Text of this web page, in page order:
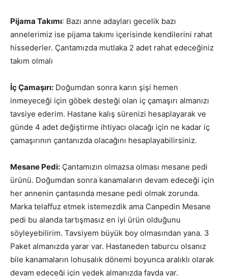
Pijama Takımı: Bazı anne adayları gecelik bazı
annelerimiz ise pijama takımı içerisinde kendilerini rahat
hissederler. Çantamızda mutlaka 2 adet rahat edeceğiniz
takım olmalı
İç Çamaşırı: Doğumdan sonra karın şişi hemen
inmeyeceği için göbek desteği olan iç çamaşırı almanızı
tavsiye ederim. Hastane kalış sürenizi hesaplayarak ve
günde 4 adet değiştirme ihtiyacı olacağı için ne kadar iç
çamaşırının çantanızda olacağını hesaplayabilirsiniz.
Mesane Pedi: Çantamızın olmazsa olması mesane pedi
ürünü. Doğumdan sonra kanamaların devam edeceği için
her annenin çantasında mesane pedi olmak zorunda.
Marka telaffuz etmek istemezdik ama Canpedin Mesane
pedi bu alanda tartışmasız en iyi ürün olduğunu
söyleyebilirim. Tavsiyem büyük boy olmasından yana. 3
Paket almanızda yarar var. Hastaneden taburcu olsanız
bile kanamaların lohusalık dönemi boyunca aralıklı olarak
devam edeceği için yedek almanızda fayda var.